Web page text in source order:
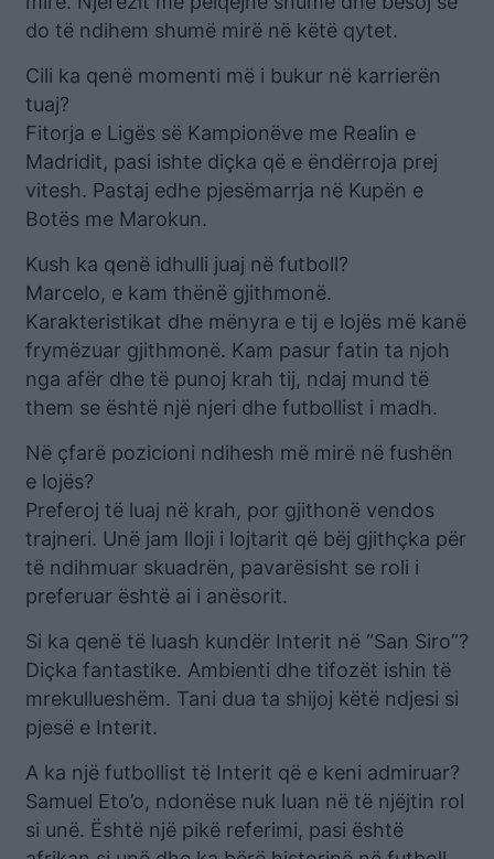
do të ndihem shumë mirë në këtë qytet.
Cili ka qenë momenti më i bukur në karrierën
tuaj?
Fitorja e Ligës së Kampionëve me Realin e
Madridit, pasi ishte diçka që e ëndërroja prej
vitesh. Pastaj edhe pjesëmarrja në Kupën e
Botës me Marokun.
Kush ka qenë idhulli juaj në futboll?
Marcelo, e kam thënë gjithmonë.
Karakteristikat dhe mënyra e tij e lojës më kanë
frymëzuar gjithmonë. Kam pasur fatin ta njoh
nga afër dhe të punoj krah tij, ndaj mund të
them se është një njeri dhe futbollist i madh.
Në çfarë pozicioni ndihesh më mirë në fushën
e lojës?
Preferoj të luaj në krah, por gjithonë vendos
trajneri. Unë jam lloji i lojtarit që bëj gjithçka për
të ndihmuar skuadrën, pavarësisht se roli i
preferuar është ai i anësorit.
Si ka qenë të luash kundër Interit në “San Siro”?
Diçka fantastike. Ambienti dhe tifozët ishin të
mrekullueshëm. Tani dua ta shijoj këtë ndjesi si
pjesë e Interit.
A ka një futbollist të Interit që e keni admiruar?
Samuel Eto’o, ndonëse nuk luan në të njëjtin rol
si unë. Është një pikë referimi, pasi është